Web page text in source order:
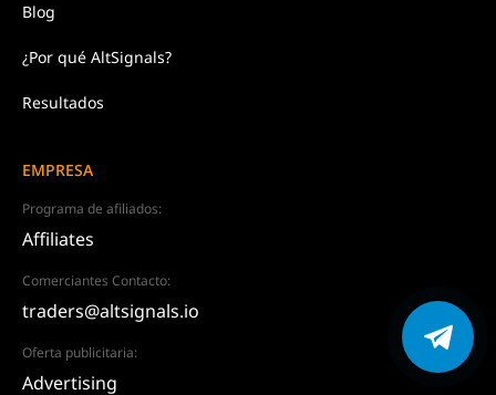
Blog
¿Por qué AltSignals?
Resultados
EMPRESA
Programa de afiliados:
Affiliates
Comerciantes Contacto:
traders@altsignals.io
Oferta publicitaria:
Advertising